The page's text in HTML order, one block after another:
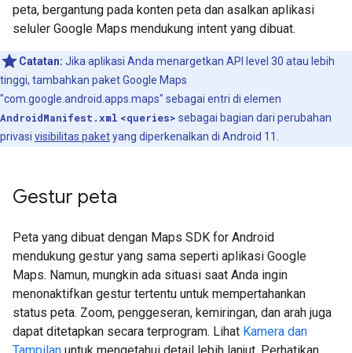
peta, bergantung pada konten peta dan asalkan aplikasi
seluler Google Maps mendukung intent yang dibuat.
Catatan: Jika aplikasi Anda menargetkan API level 30 atau lebih
tinggi, tambahkan paket Google Maps
"com.google.android.apps.maps" sebagai entri di elemen
AndroidManifest.xml <queries> sebagai bagian dari perubahan
privasi visibilitas paketyang diperkenalkan di Android 11.
Gestur peta
Peta yang dibuat dengan Maps SDK for Android
mendukung gestur yang sama seperti aplikasi Google
Maps. Namun, mungkin ada situasi saat Anda ingin
menonaktifkan gestur tertentu untuk mempertahankan
status peta. Zoom, penggeseran, kemiringan, dan arah juga
dapat ditetapkan secara terprogram. Lihat Kamera dan